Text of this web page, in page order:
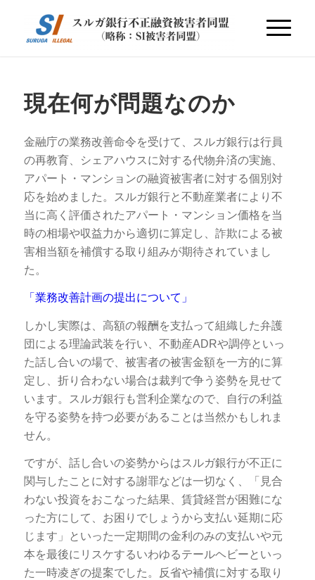
現在何が問題なのか
金融庁の業務改善命令を受けて、スルガ銀行は行員
の再教育、シェアハウスに対する代物弁済の実施、
アパート・マンションの融資被害者に対する個別対
応を始めました。スルガ銀行と不動産業者により不
当に高く評価されたアパート・マンション価格を当
時の相場や収益力から適切に算定し、詐欺による被
害相当額を補償する取り組みが期待されていまし
た。
「業務改善計画の提出について」
しかし実際は、高額の報酬を支払って組織した弁護
団による理論武装を行い、不動産ADRや調停といっ
た話し合いの場で、被害者の被害金額を一方的に算
定し、折り合わない場合は裁判で争う姿勢を見せて
います。スルガ銀行も営利企業なので、自行の利益
を守る姿勢を持つ必要があることは当然かもしれま
せん。
ですが、話し合いの姿勢からはスルガ銀行が不正に
関与したことに対する謝罪などは一切なく、「見合
わない投資をおこなった結果、賃貸経営が困難にな
った方にして、お困りでしょうから支払い延期に応
じます」といった一定期間の金利のみの支払いや元
本を最後にリスケするいわゆるテールヘビーといっ
た一時凌ぎの提案でした。反省や補償に対する取り